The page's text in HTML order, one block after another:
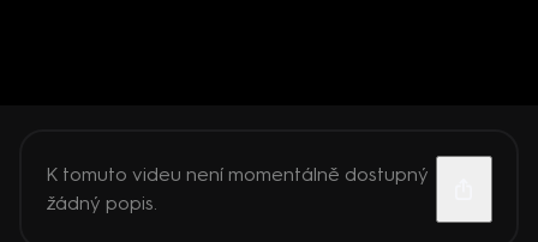
K tomuto videu není momentálně dostupný
žádný popis.